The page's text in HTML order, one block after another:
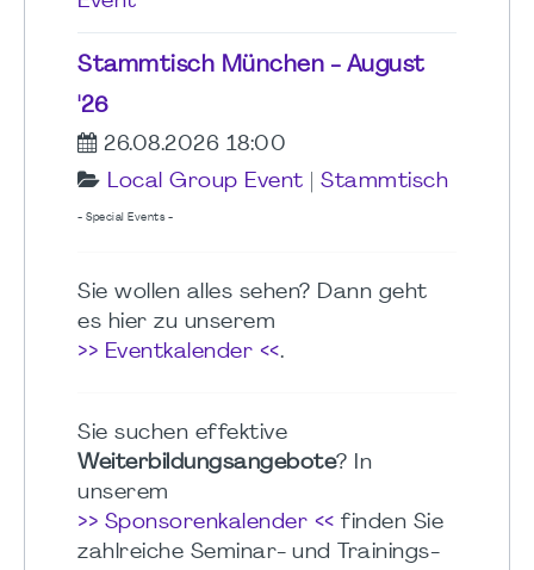
Stammtisch München - August
'26
26.08.2026 18:00
Local Group Event
Stammtisch
- Special Events -
Sie wollen alles sehen? Dann geht
es hier zu unserem
>> Eventkalender <<.
Sie suchen effektive
Weiterbildungsangebote? In
unserem
>> Sponsorenkalender << finden Sie
zahlreiche Seminar- und Trainings-